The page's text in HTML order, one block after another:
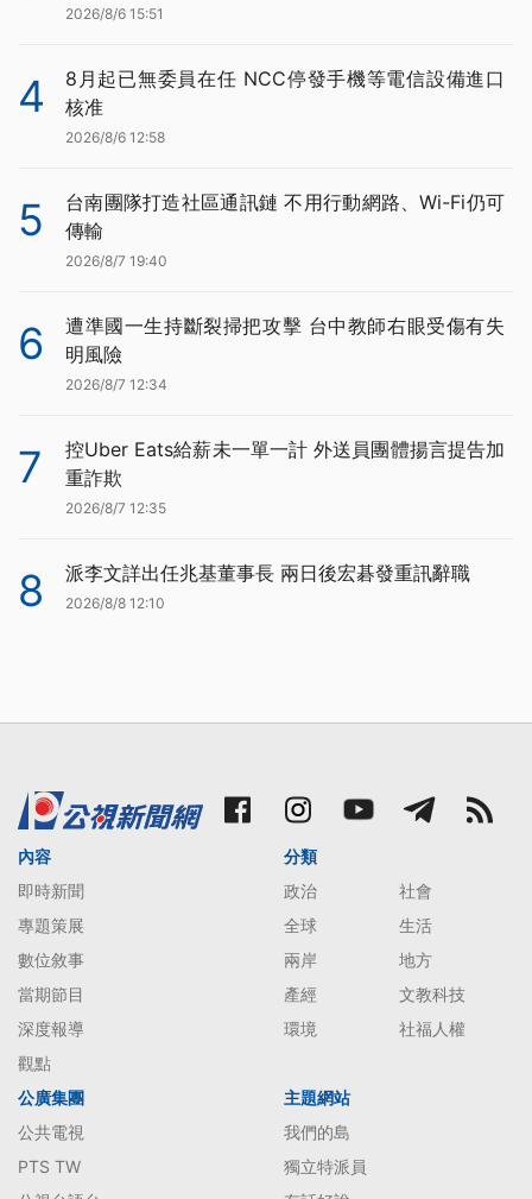
2026/8/6 15:51
4
8月起已無委員在任 NCC停發手機等電信設備進口
核准
2026/8/6 12:58
5
台南團隊打造社區通訊鏈 不用行動網路、Wi-Fi仍可
傳輸
2026/8/7 19:40
6
遭準國一生持斷裂掃把攻擊 台中教師右眼受傷有失
明風險
2026/8/7 12:34
7
控Uber Eats給薪未一單一計 外送員團體揚言提告加
重詐欺
2026/8/7 12:35
8 派李文詳出任兆基董事長 兩日後宏碁發重訊辭職
2026/8/8 12:10
內容
即時新聞
專題策展
數位敘事
當期節目
深度報導
觀點
分類
政治
社會
全球
生活
兩岸
地方
產經
文教科技
環境
社福人權
公廣集團
公共電視
PTS TW
主題網站
我們的島
獨立特派員